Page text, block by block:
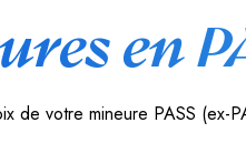
en
votre mineure PASS (ex-